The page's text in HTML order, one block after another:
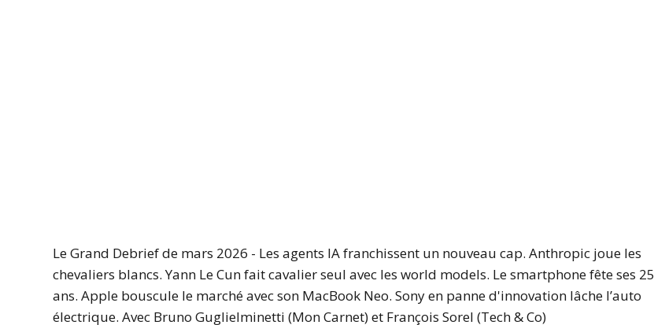
Le Grand Debrief de mars 2026 - Les agents IA franchissent un nouveau cap. Anthropic joue les
chevaliers blancs. Yann Le Cun fait cavalier seul avec les world models. Le smartphone fête ses 25
ans. Apple bouscule le marché avec son MacBook Neo. Sony en panne d'innovation lâche l’auto
électrique. Avec Bruno Guglielminetti (Mon Carnet) et François Sorel (Tech & Co)